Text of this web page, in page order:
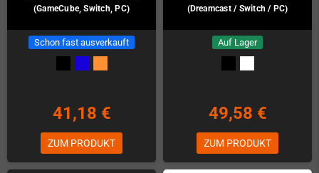
(GameCube, Switch, PC)
Schon fast ausverkauft
41,18 €
ZUM PRODUKT
(Dreamcast / Switch / PC)
Auf Lager
49,58 €
ZUM PRODUKT